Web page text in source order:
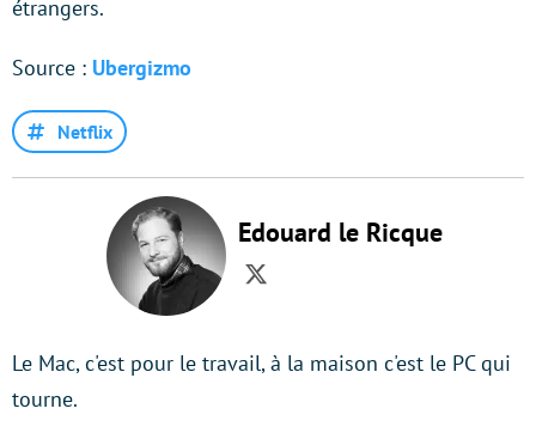
étrangers.
Source : Ubergizmo
Netflix
Edouard le Ricque
Twitter
Le Mac, c'est pour le travail, à la maison c'est le PC qui
tourne.